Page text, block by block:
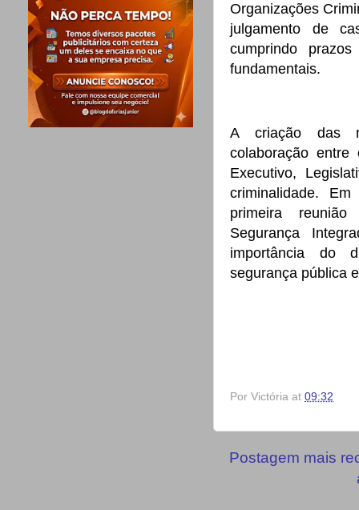
Organizações
julgamento de
cumprindo
fundamentais.
A criação das
colaboração
Executivo,
criminalidade.
primeira
Segurança
importância do
segurança pública
Por Victória at 09:32
Postagem mais